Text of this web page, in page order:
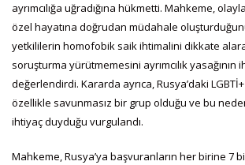
ayrımcılığa uğradığına hükmetti. Mahkeme,
özel hayatına doğrudan müdahale
yetkililerin homofobik saik ihtimalini dikkate
soruşturma yürütmemesini ayrımcılık yasağının
değerlendirdi. Kararda ayrıca, Rusya’daki
özellikle savunmasız bir grup olduğu ve bu
ihtiyaç duyduğu vurgulandı.
Mahkeme, Rusya’ya başvuranların her birine 7